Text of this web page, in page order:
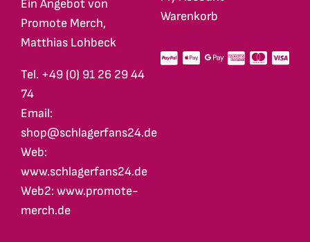
Ein Angebot von
Promote Merch,
Matthias Lohbeck
Tel. +49 (0) 91 26 29 44
74
Email:
shop@schlagerfans24.de
Web:
www.schlagerfans24.de
Web2: www.promote-
merch.de
Warenkorb